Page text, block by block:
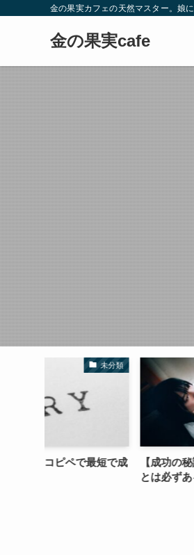
金の果実カフェの天然マスター。娘
金の果実cafe
自己
【成功の秘訣】うまくいかな